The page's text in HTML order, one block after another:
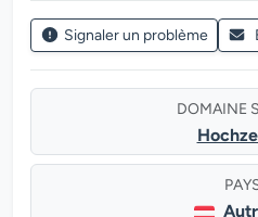
Signaler un problème
DOMAINE